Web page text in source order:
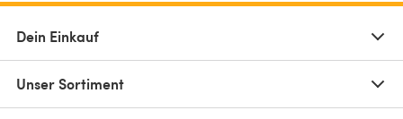
Dein Einkauf
Unser Sortiment